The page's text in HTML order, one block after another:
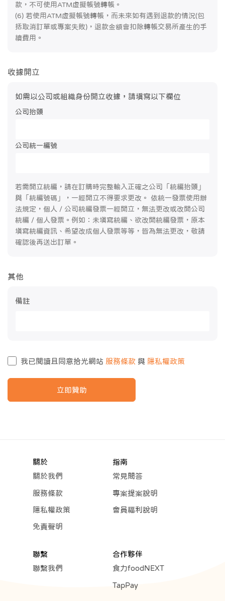
款，不可使用ATM虛擬帳號轉帳。
(6) 若使用ATM虛擬帳號轉帳，而未來如有遇到退款的情況(包
括取消訂單或專案失敗)，退款金額會扣除轉帳交易所產生的手
續費用。
收據開立
如需以公司或組織身份開立收據，請填寫以下欄位
公司抬頭
公司統一編號
若需開立統編，請在訂購時完整輸入正確之公司「統編抬頭」
與「統編號碼」，一經開立不得要求更改。 依統一發票使用辦
法規定，個人 / 公司統編發票一經開立，無法更改或改開公司
統編 / 個人發票。例如：未填寫統編、欲改開統編發票，原本
填寫統編資訊、希望改成個人發票等等，皆為無法更改，敬請
確認後再送出訂單。
其他
備註
我已閱讀且同意拾光網站 服務條款 與 隱私權政策
立即贊助
關於
關於我們
服務條款
隱私權政策
免責聲明
指南
常見問答
專案提案說明
會員福利說明
聯繫
聯繫我們
合作夥伴
食力foodNEXT
TapPay